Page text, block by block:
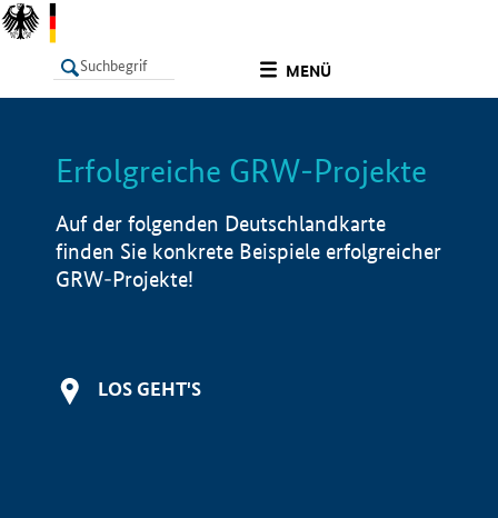
MENÜ
LISTE Info
Erfolgreiche GRW-Projekte
Auf der folgenden Deutschlandkarte
finden Sie konkrete Beispiele erfolgreicher
GRW-Projekte!
LOS GEHT'S